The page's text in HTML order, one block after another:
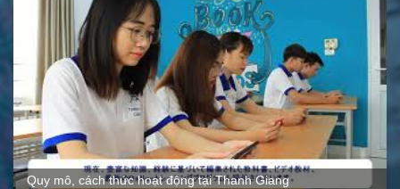
Quy mô, cách thức hoạt động tại Thanh Giang